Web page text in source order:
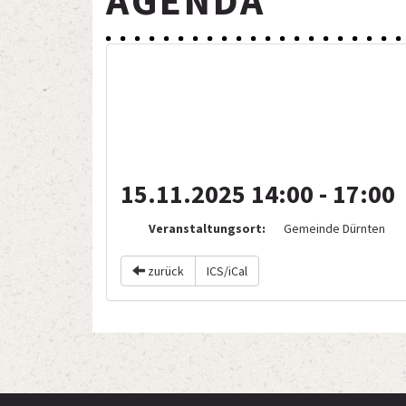
15.11.2025 14:00 - 17:00
Veranstaltungsort: Gemeinde Dürnten
zurück ICS/iCal